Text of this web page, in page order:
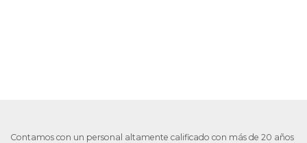
Contamos con un personal altamente calificado con más de 20 años